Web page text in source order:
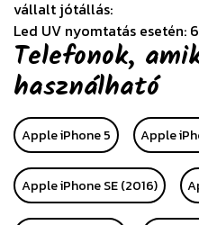
vállalt jótállás:
Led UV nyomtatás esetén:
Telefonok,
használható
Apple iPhone 5 Apple
Apple iPhone SE (2016)